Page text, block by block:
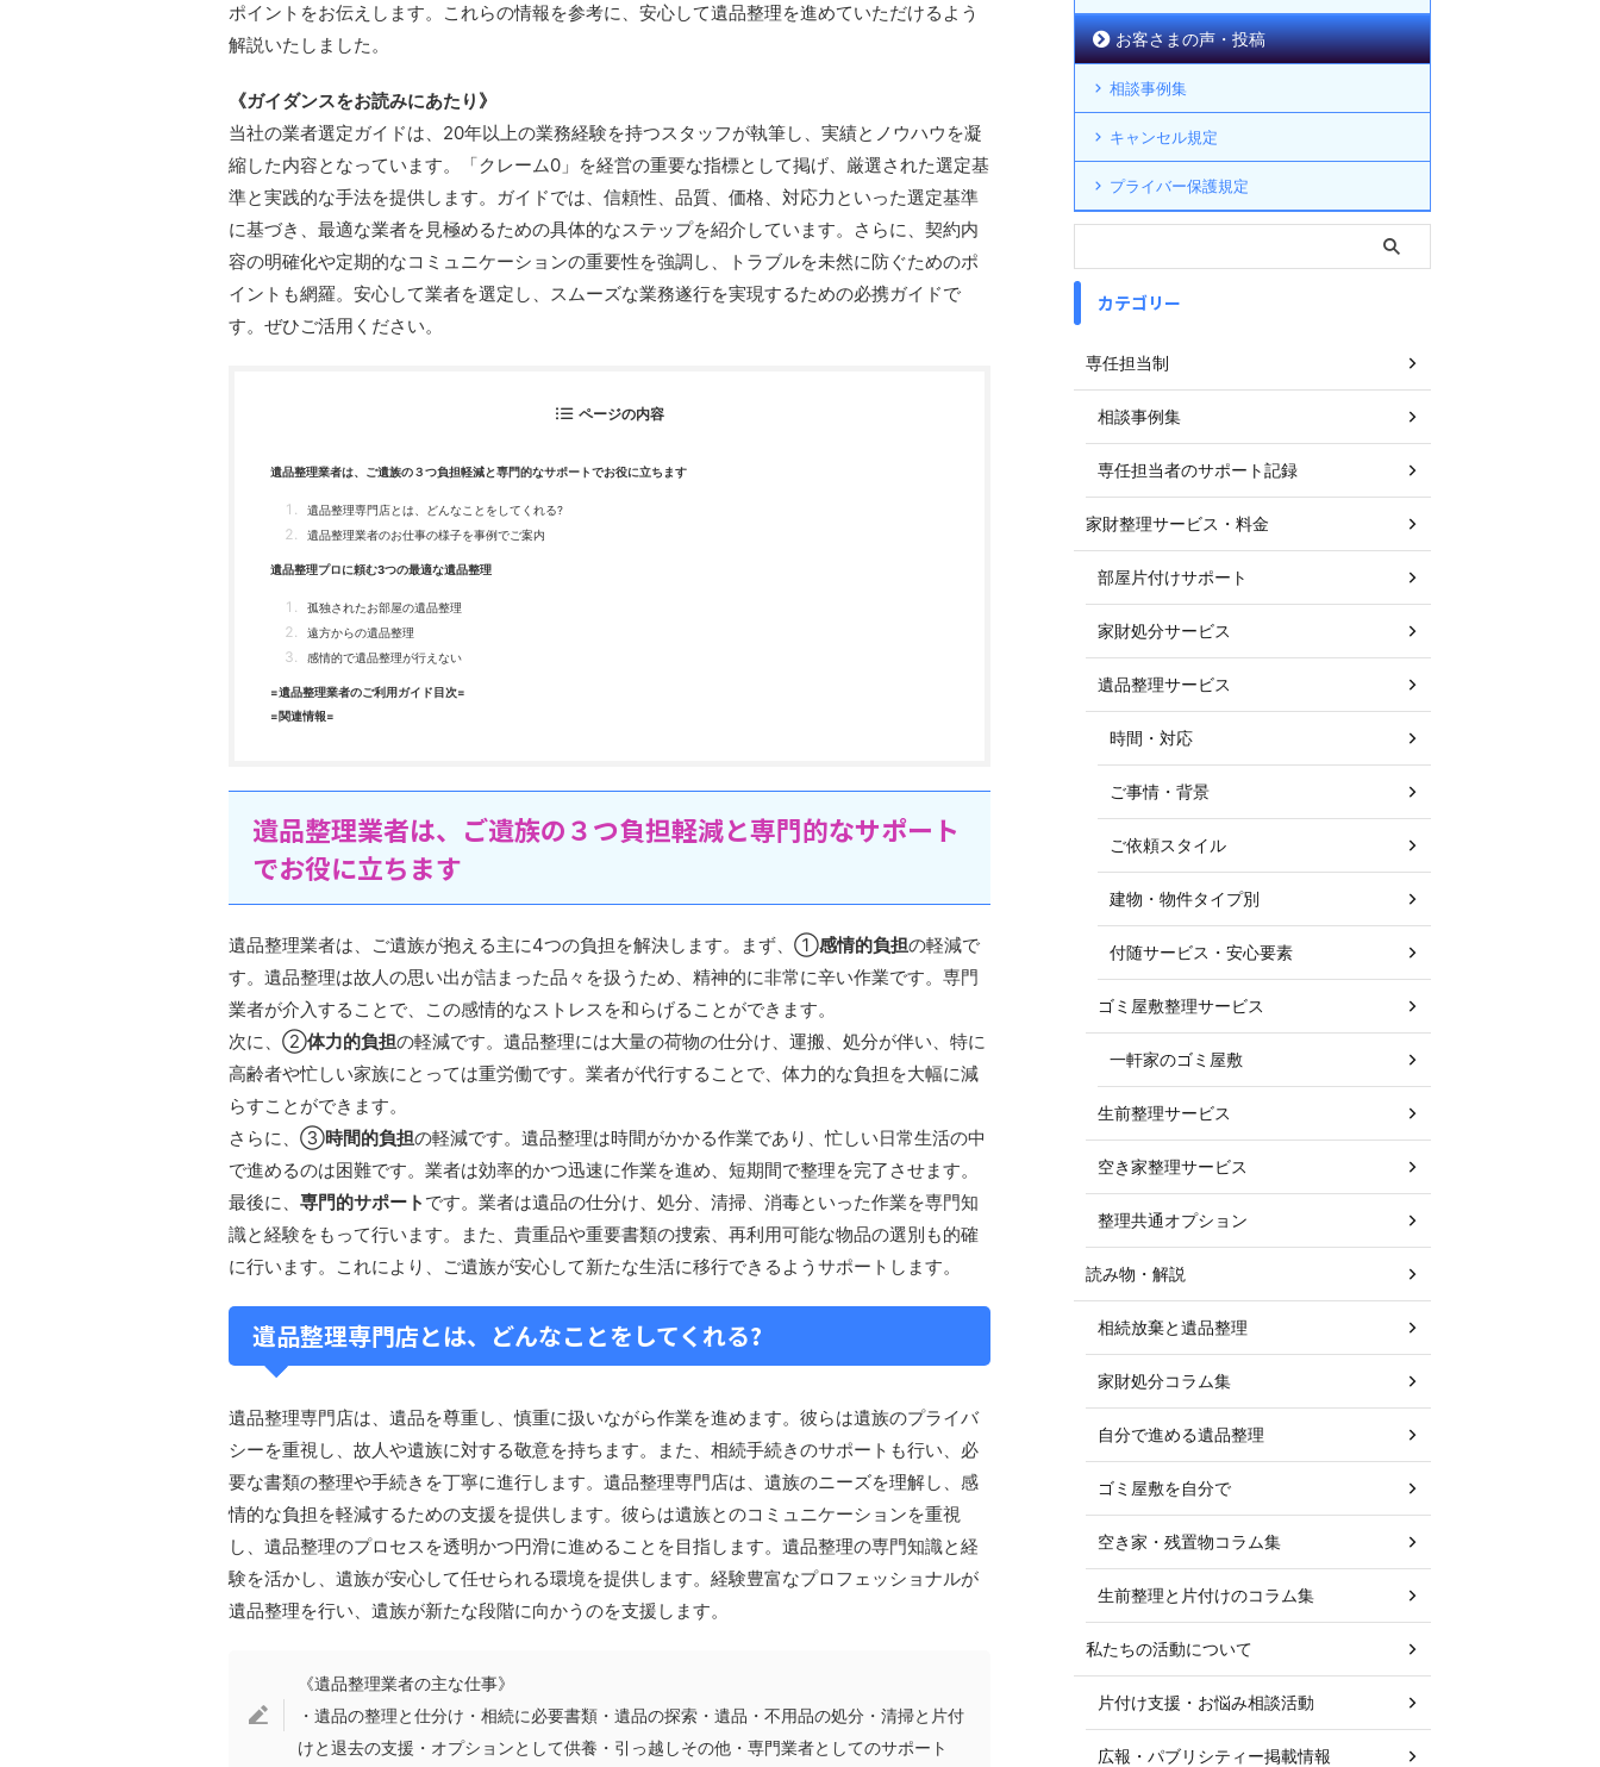
ポイントをお伝えします。これらの情報を参考に、安心して遺品整理を進めていただけるよう
解説いたしました。
《ガイダンスをお読みにあたり》
当社の業者選定ガイドは、20年以上の業務経験を持つスタッフが執筆し、実績とノウハウを凝
縮した内容となっています。「クレーム0」を経営の重要な指標として掲げ、厳選された選定基
準と実践的な手法を提供します。ガイドでは、信頼性、品質、価格、対応力といった選定基準
に基づき、最適な業者を見極めるための具体的なステップを紹介しています。さらに、契約内
容の明確化や定期的なコミュニケーションの重要性を強調し、トラブルを未然に防ぐためのポ
イントも網羅。安心して業者を選定し、スムーズな業務遂行を実現するための必携ガイドで
す。ぜひご活用ください。
ページの内容
遺品整理業者は、ご遺族の３つ負担軽減と専門的なサポートでお役に立ちます
遺品整理専門店とは、どんなことをしてくれる?
遺品整理業者のお仕事の様子を事例でご案内
遺品整理プロに頼む3つの最適な遺品整理
孤独されたお部屋の遺品整理
遠方からの遺品整理
感情的で遺品整理が行えない
=遺品整理業者のご利用ガイド目次=
=関連情報=
遺品整理業者は、ご遺族の３つ負担軽減と専門的なサポート
でお役に立ちます
遺品整理業者は、ご遺族が抱える主に4つの負担を解決します。まず、①感情的負担の軽減で
す。遺品整理は故人の思い出が詰まった品々を扱うため、精神的に非常に辛い作業です。専門
業者が介入することで、この感情的なストレスを和らげることができます。
次に、②体力的負担の軽減です。遺品整理には大量の荷物の仕分け、運搬、処分が伴い、特に
高齢者や忙しい家族にとっては重労働です。業者が代行することで、体力的な負担を大幅に減
らすことができます。
さらに、③時間的負担の軽減です。遺品整理は時間がかかる作業であり、忙しい日常生活の中
で進めるのは困難です。業者は効率的かつ迅速に作業を進め、短期間で整理を完了させます。
最後に、 専門的サポート です。業者は遺品の仕分け、処分、清掃、消毒といった作業を専門知
識と経験をもって行います。また、貴重品や重要書類の捜索、再利用可能な物品の選別も的確
に行います。これにより、ご遺族が安心して新たな生活に移行できるようサポートします。
遺品整理専門店とは、どんなことをしてくれる?
遺品整理専門店は、遺品を尊重し、慎重に扱いながら作業を進めます。彼らは遺族のプライバ
シーを重視し、故人や遺族に対する敬意を持ちます。また、相続手続きのサポートも行い、必
要な書類の整理や手続きを丁寧に進行します。遺品整理専門店は、遺族のニーズを理解し、感
情的な負担を軽減するための支援を提供します。彼らは遺族とのコミュニケーションを重視
し、遺品整理のプロセスを透明かつ円滑に進めることを目指します。遺品整理の専門知識と経
験を活かし、遺族が安心して任せられる環境を提供します。経験豊富なプロフェッショナルが
遺品整理を行い、遺族が新たな段階に向かうのを支援します。
《遺品整理業者の主な仕事》
・遺品の整理と仕分け・相続に必要書類・遺品の探索・遺品・不用品の処分・清掃と片付
けと退去の支援・オプションとして供養・引っ越しその他・専門業者としてのサポート
お客さまの声・投稿
相談事例集
キャンセル規定
プライバー保護規定
カテゴリー
専任担当制
相談事例集
専任担当者のサポート記録
家財整理サービス・料金
部屋片付けサポート
家財処分サービス
遺品整理サービス
時間・対応
ご事情・背景
ご依頼スタイル
建物・物件タイプ別
付随サービス・安心要素
ゴミ屋敷整理サービス
一軒家のゴミ屋敷
生前整理サービス
空き家整理サービス
整理共通オプション
読み物・解説
相続放棄と遺品整理
家財処分コラム集
自分で進める遺品整理
ゴミ屋敷を自分で
空き家・残置物コラム集
生前整理と片付けのコラム集
私たちの活動について
片付け支援・お悩み相談活動
広報・パブリシティー掲載情報